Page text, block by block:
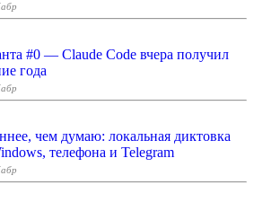
#0 — Claude Code вчера получил
года
чем думаю: локальная диктовка
телефона и Telegram